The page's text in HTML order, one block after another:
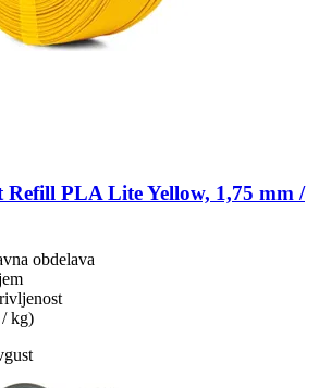
Refill PLA Lite Yellow, 1,75 mm /
obdelava
kg)